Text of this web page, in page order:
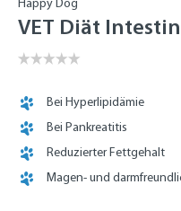
Happy Dog
VET Diät
Bei Hyperlipidämie
Bei Pankreatitis
Reduzierter Fettgehalt
Magen- und